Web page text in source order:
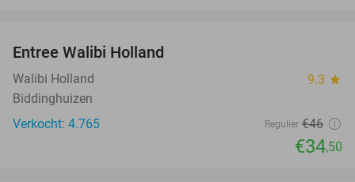
Entree Walibi Holland
Walibi Holland 9.3 star
Biddinghuizen
Verkocht: 4.765
Regulier €46
€34,50